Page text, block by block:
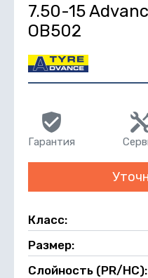
7.50-15
OB502
Гарантия
Класс:
Размер:
Слойность (PR/НС):